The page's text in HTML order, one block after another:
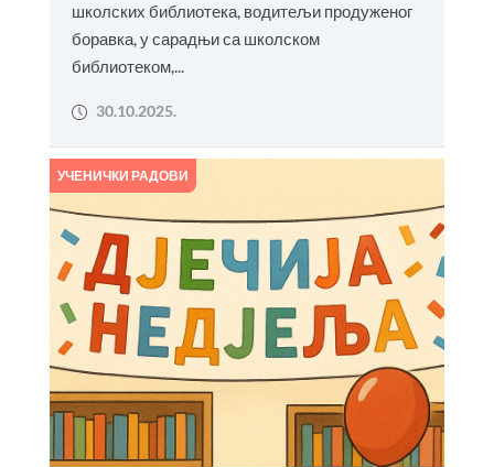
школских библиотека, водитељи продуженог
боравка, у сарадњи са школском
библиотеком,...
30.10.2025.
УЧЕНИЧКИ РАДОВИ